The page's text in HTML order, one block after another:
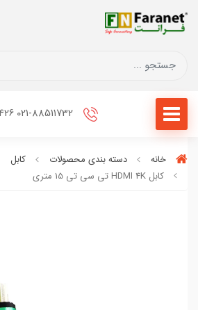
خانه دسته بندی محصولات کابل
کابل HDMI 4K تی سی تی 15 متری